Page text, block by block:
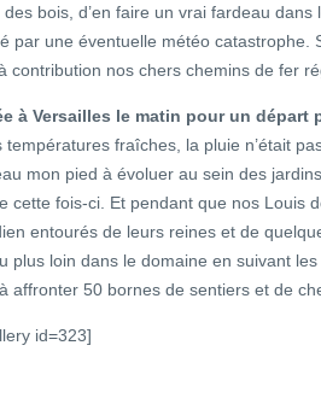
des bois, d’en faire un vrai fardeau dans
par une éventuelle météo catastrophe.
contribution nos chers chemins de fer
à Versailles le matin pour un départ
températures fraîches, la pluie n’était
mon pied à évoluer au sein des
cette fois-ci. Et pendant que nos Louis
entourés de leurs reines et de
plus loin dans le domaine en suivant
affronter 50 bornes de sentiers et de
id=323]